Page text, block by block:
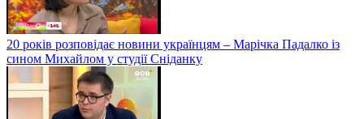
20 років розповідає новини українцям – Марічка Падалко із
сином Михайлом у студії Сніданку